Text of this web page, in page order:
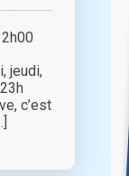
jeudi,
c’est